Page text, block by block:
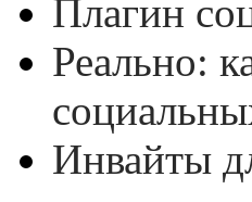
Плагин
Реально:
Инвайты